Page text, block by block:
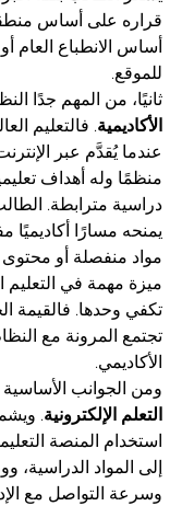
قراره على أساس
أساس الانطباع العام
للموقع.
ثانيًا، من المهم جدًا
الأكاديمية. فالتعليم
عندما يُقدَّم عبر
منظمًا وله أهداف
دراسية مترابطة.
يمنحه مسارًا
مواد منفصلة أو محتوى
ميزة مهمة في التعليم
تكفي وحدها. فالقيمة
تجتمع المرونة مع
الأكاديمي.
ومن الجوانب الأساسية
التعلم الإلكترونية.
استخدام المنصة
إلى المواد الدراسية،
وسرعة التواصل مع